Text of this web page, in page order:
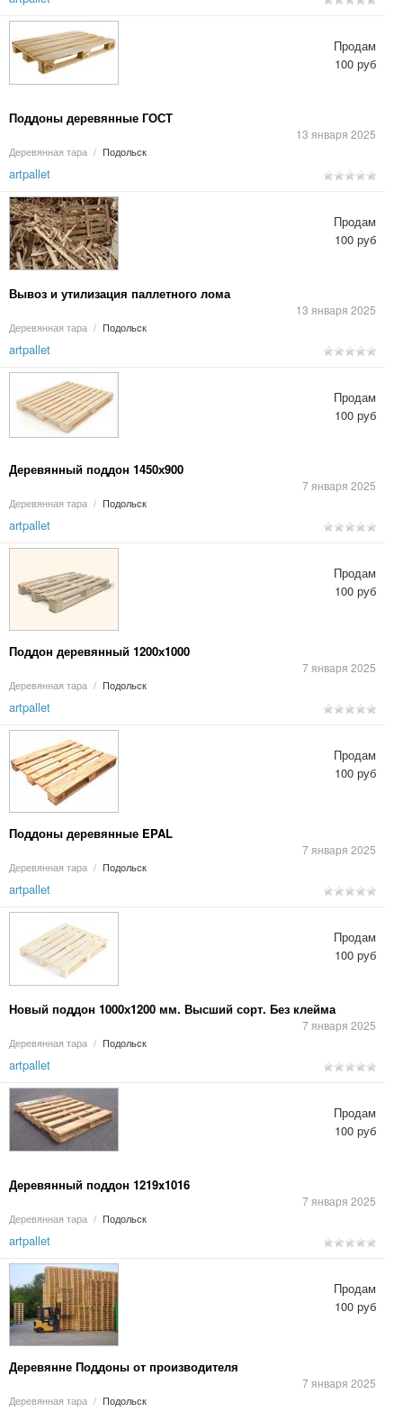
Поддоны деревянные ГОСТ
13 января 2025
Деревянная тара / Подольск
Продам
100 руб
artpallet
Вывоз и утилизация паллетного лома
13 января 2025
Деревянная тара / Подольск
Продам
100 руб
artpallet
Деревянный поддон 1450х900
7 января 2025
Деревянная тара / Подольск
Продам
100 руб
artpallet
Поддон деревянный 1200х1000
7 января 2025
Деревянная тара / Подольск
Продам
100 руб
artpallet
Поддоны деревянные EPAL
7 января 2025
Деревянная тара / Подольск
Продам
100 руб
artpallet
Новый поддон 1000х1200 мм. Высший сорт. Без клейма
7 января 2025
Деревянная тара / Подольск
Продам
100 руб
artpallet
Деревянный поддон 1219x1016
7 января 2025
Деревянная тара / Подольск
Продам
100 руб
artpallet
Деревянне Поддоны от производителя
7 января 2025
Деревянная тара / Подольск
Продам
100 руб